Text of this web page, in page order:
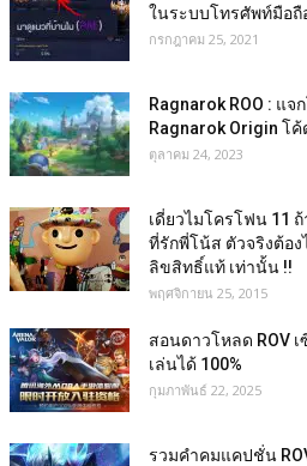
ในระบบโทรศัพท์มือถื
กรกฎาคม 25, 2021
Ragnarok ROO : แจ
Ragnarok Origin โค้
ตุลาคม 24, 2023
เดี่ยวไมโครโฟน 11
ที่รักพี่โน้ส ตัวจริงต้อ
ลิขสิทธิ์แท้ เท่านั้น !!
พฤศจิกายน 25, 2015
สอนดาวโหลด ROV
เล่นได้ 100%
กุมภาพันธ์ 22, 2025
รวมคำคมแคปชั่น